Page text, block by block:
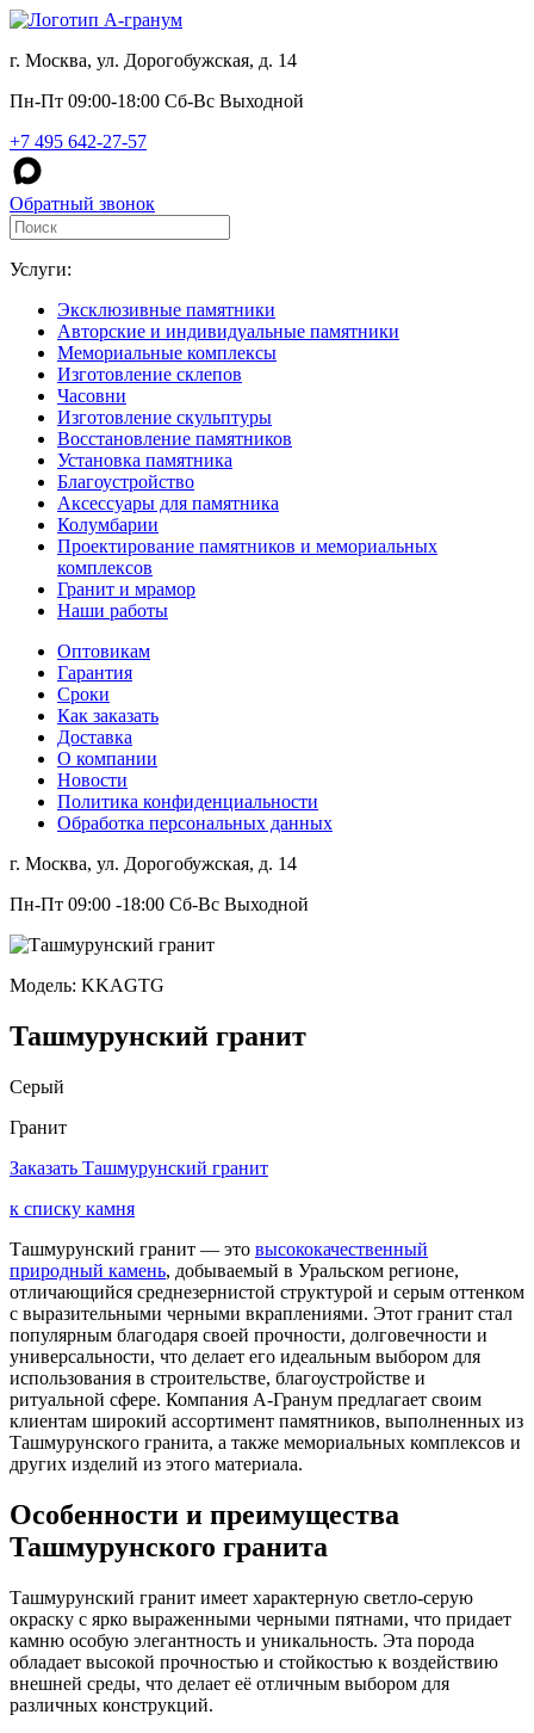
г. Москва, ул. Дорогобужская, д. 14
Пн-Пт 09:00-18:00 Сб-Вс Выходной
+7 495 642-27-57
Обратный звонок
Услуги:
Эксклюзивные памятники
Авторские и индивидуальные памятники
Мемориальные комплексы
Изготовление склепов
Часовни
Изготовление скульптуры
Восстановление памятников
Установка памятника
Благоустройство
Аксессуары для памятника
Колумбарии
Проектирование памятников и мемориальных
комплексов
Гранит и мрамор
Наши работы
Оптовикам
Гарантия
Сроки
Как заказать
Доставка
О компании
Новости
Политика конфиденциальности
Обработка персональных данных
г. Москва, ул. Дорогобужская, д. 14
Пн-Пт 09:00 -18:00 Сб-Вс Выходной
Модель: KKAGTG
Ташмурунский гранит
Серый
Гранит
Заказать Ташмурунский гранит
к списку камня
Ташмурунский гранит — это высококачественный
природный камень, добываемый в Уральском регионе,
отличающийся среднезернистой структурой и серым оттенком
с выразительными черными вкраплениями. Этот гранит стал
популярным благодаря своей прочности, долговечности и
универсальности, что делает его идеальным выбором для
использования в строительстве, благоустройстве и
ритуальной сфере. Компания А-Гранум предлагает своим
клиентам широкий ассортимент памятников, выполненных из
Ташмурунского гранита, а также мемориальных комплексов и
других изделий из этого материала.
Особенности и преимущества
Ташмурунского гранита
Ташмурунский гранит имеет характерную светло-серую
окраску с ярко выраженными черными пятнами, что придает
камню особую элегантность и уникальность. Эта порода
обладает высокой прочностью и стойкостью к воздействию
внешней среды, что делает её отличным выбором для
различных конструкций.